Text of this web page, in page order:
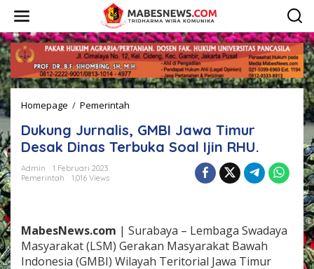
w
a
t
i
k
e
k
o
n
t
e
n
Homepage / Pemerintah
k
u
n
a
l
i
Dukung Jurnalis, GMBI Jawa Timur
Desak Dinas Terbuka Soal Ijin RHU.
Admin
1 Februari 2023
Pemerintah
1,016 Views
MabesNews.com | Surabaya – Lembaga Swadaya
Masyarakat (LSM) Gerakan Masyarakat Bawah
Indonesia (GMBI) Wilayah Teritorial Jawa Timur